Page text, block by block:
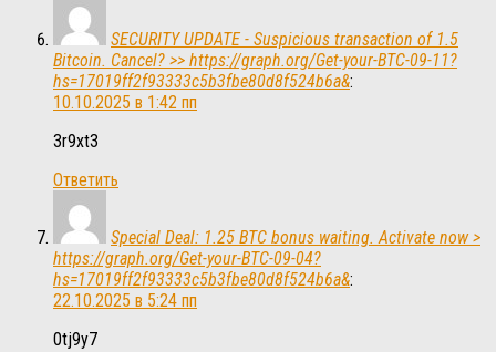
SECURITY UPDATE - Suspicious transaction of 1.5
Bitcoin. Cancel? >> https://graph.org/Get-your-BTC-09-11?
hs=17019ff2f93333c5b3fbe80d8f524b6a&:
10.10.2025 в 1:42 пп
3r9xt3
Ответить
Special Deal: 1.25 BTC bonus waiting. Activate now >
https://graph.org/Get-your-BTC-09-04?
hs=17019ff2f93333c5b3fbe80d8f524b6a&:
22.10.2025 в 5:24 пп
0tj9y7